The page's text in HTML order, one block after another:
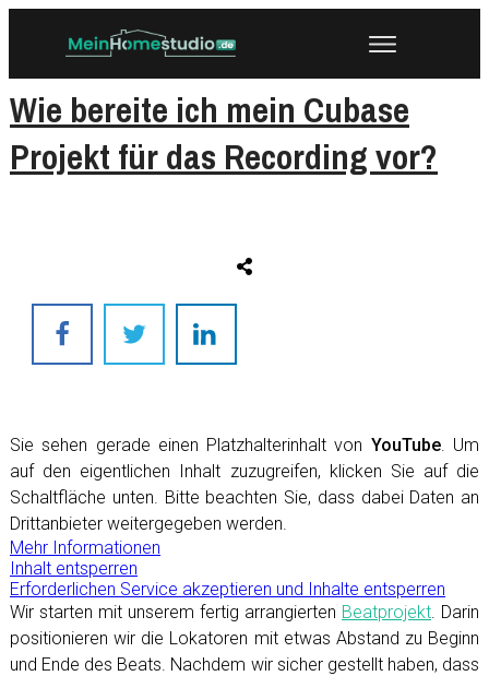
Wie bereite ich mein Cubase
Projekt für das Recording vor?
Sie sehen gerade einen Platzhalterinhalt von YouTube. Um
auf den eigentlichen Inhalt zuzugreifen, klicken Sie auf die
Schaltfläche unten. Bitte beachten Sie, dass dabei Daten an
Drittanbieter weitergegeben werden.
Mehr Informationen
Inhalt entsperren
Erforderlichen Service akzeptieren und Inhalte entsperren
Wir starten mit unserem fertig arrangierten Beatprojekt. Darin
positionieren wir die Lokatoren mit etwas Abstand zu Beginn
und Ende des Beats. Nachdem wir sicher gestellt haben, dass